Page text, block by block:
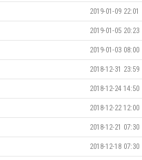
2019-01-09 22:01
2019-01-05 20:23
2019-01-03 08:00
2018-12-31 23:59
2018-12-24 14:50
2018-12-22 12:00
2018-12-21 07:30
2018-12-18 07:30